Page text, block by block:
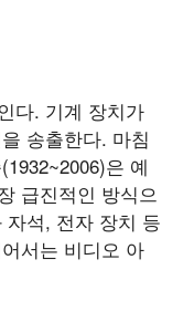
다. 기계 장치가
송출한다. 마침
은 예
급진적인 방식으
자석, 전자 장치 등
서는 비디오 아